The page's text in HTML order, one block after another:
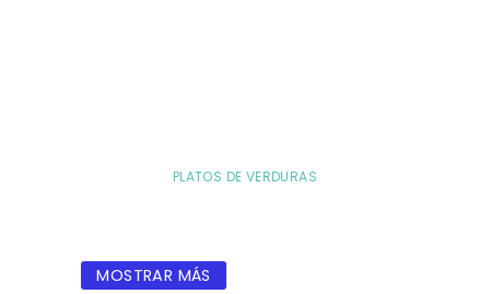
PLATOS DE VERDURAS
MOSTRAR MÁS